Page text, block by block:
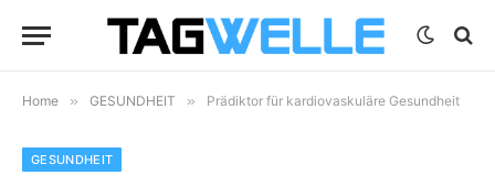
Home » GESUNDHEIT » Prädiktor für kardiovaskuläre Gesundheit
GESUNDHEIT